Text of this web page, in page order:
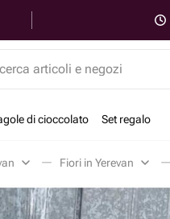
articoli e negozi
di cioccolato Set regalo
Fiori in Yerevan